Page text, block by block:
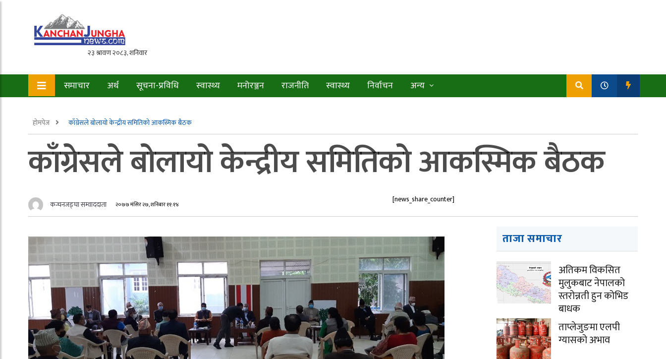
समाचार अर्थ सूचना-प्रविधि स्वास्थ्य मनोरञ्जन राजनीति स्वास्थ्य निर्वाचन अन्य
होमपेज काँग्रेसले बोलायो केन्द्रीय समितिको आकस्मिक बैठक
काँग्रेसले बोलायो केन्द्रीय समितिको आकस्मिक बैठक
कन्चनजङ्घा सम्वाददाता २०७७ मंसिर २७, शनिबार ११:१४ [news_share_counter]
ताजा समाचार
अतिकम विकसित
मुलुकबाट नेपालको
स्तरोन्नती हुन कोभिड
बाधक
ताप्लेजुङमा एलपी
ग्यासको अभाव